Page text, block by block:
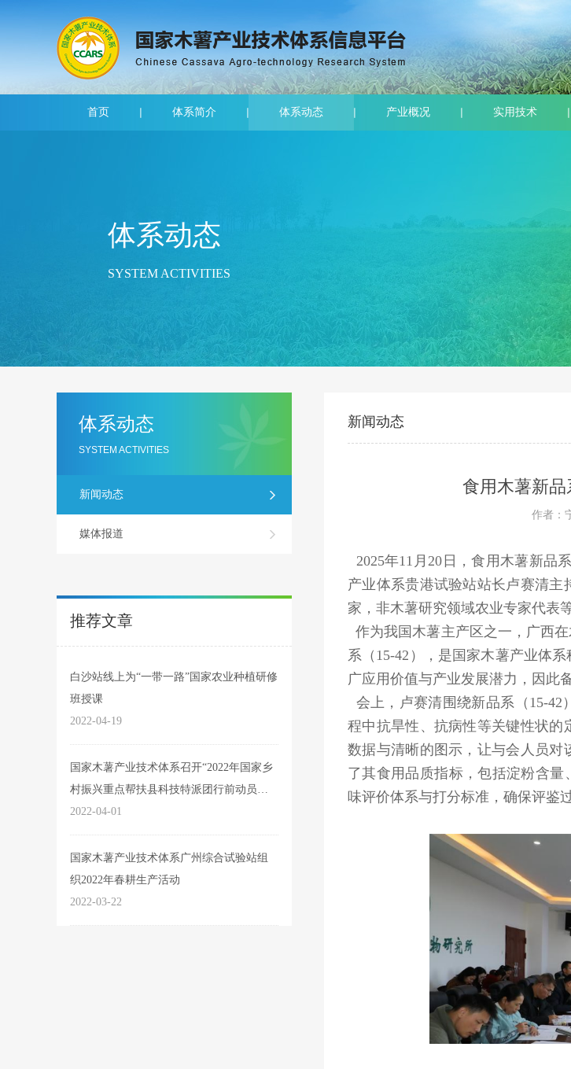
首页 体系简介 体系动态 产业概况 实用技术
体系动态
SYSTEM ACTIVITIES
体系动态
SYSTEM ACTIVITIES
新闻动态
媒体报道
推荐文章
白沙站线上为“一带一路”国家农业种植研修
班授课
2022-04-19
国家木薯产业技术体系召开“2022年国家乡
村振兴重点帮扶县科技特派团行前动员部
署视频会”
2022-04-01
国家木薯产业技术体系广州综合试验站组
织2022年春耕生产活动
2022-03-22
新闻动态
食用木薯新品
作者：
2025年11 月20 日，食用木薯新品
产业体系贵港试验站站长卢赛清
家，非木薯研究领域农业专家代表
作为我国木薯主产区之一，广西
系（ 15-42 ），是国家木薯产业体
广应用价值与产业发展潜力，因此
会上，卢赛清围绕新品系（ 15-42
程中抗旱性、抗病性等关键性状的
数据与清晰的图示，让与会人员对
了其食用品质指标，包括淀粉含量
味评价体系与打分标准，确保评鉴